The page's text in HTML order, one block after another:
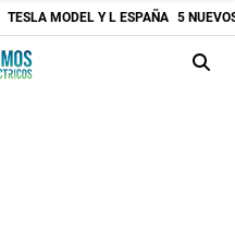
TESLA MODEL Y L ESPAÑA 5